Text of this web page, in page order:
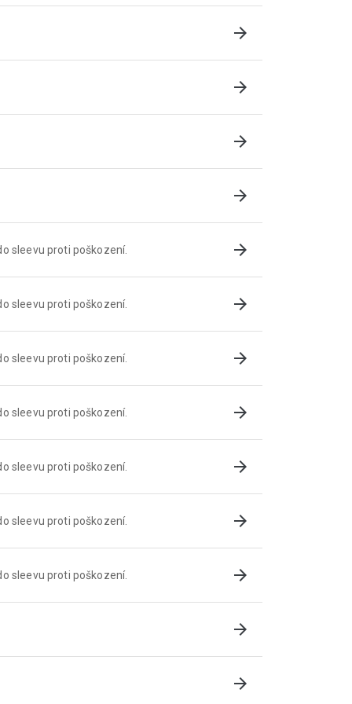
arrow_forward
arrow_forward
arrow_forward
arrow_forward
sleevu proti poškození. arrow_forward
sleevu proti poškození. arrow_forward
sleevu proti poškození. arrow_forward
sleevu proti poškození. arrow_forward
sleevu proti poškození. arrow_forward
sleevu proti poškození. arrow_forward
sleevu proti poškození. arrow_forward
arrow_forward
arrow_forward